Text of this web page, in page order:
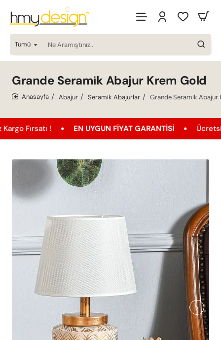
Tümü
Ne
Aramıştınız..
Grande Seramik Abajur Krem Gold
Abajur Seramik Abajurlar Grande Seramik Abajur
! EN UYGUN FIYAT GARANTISI Ücretsiz Kargo